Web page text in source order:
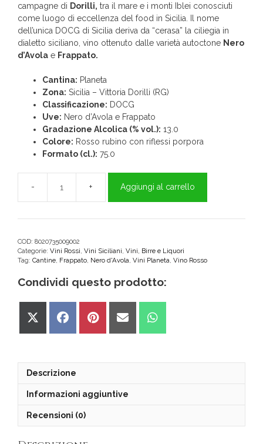
campagne di Dorilli, tra il mare e i monti Iblei conosciuti
come luogo di eccellenza del food in Sicilia. Il nome
dell’unica DOCG di Sicilia deriva da “cerasa” la ciliegia in
dialetto siciliano, vino ottenuto dalle varietà autoctone Nero
d’Avola e Frappato.
Cantina: Planeta
Zona: Sicilia – Vittoria Dorilli (RG)
Classificazione: DOCG
Uve: Nero d’Avola e Frappato
Gradazione Alcolica (% vol.): 13.0
Colore: Rosso rubino con riflessi porpora
Formato (cl.): 75.0
Cerasuolo
di
Vittoria
quantità
Aggiungi al carrello
COD: 8020735009002
Categorie: Vini Rossi Vini Siciliani Vini, Birre e Liquori
Tag: Cantine Frappato Nero d'Avola Vini Planeta Vino Rosso
Condividi questo prodotto:
Share
Share
Share
Share
Share
Descrizione
Informazioni aggiuntive
Recensioni (0)